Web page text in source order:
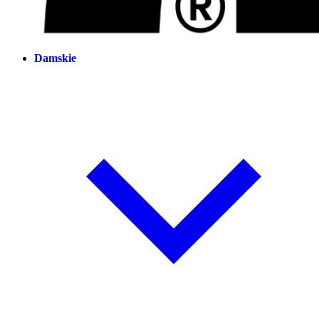
Damskie